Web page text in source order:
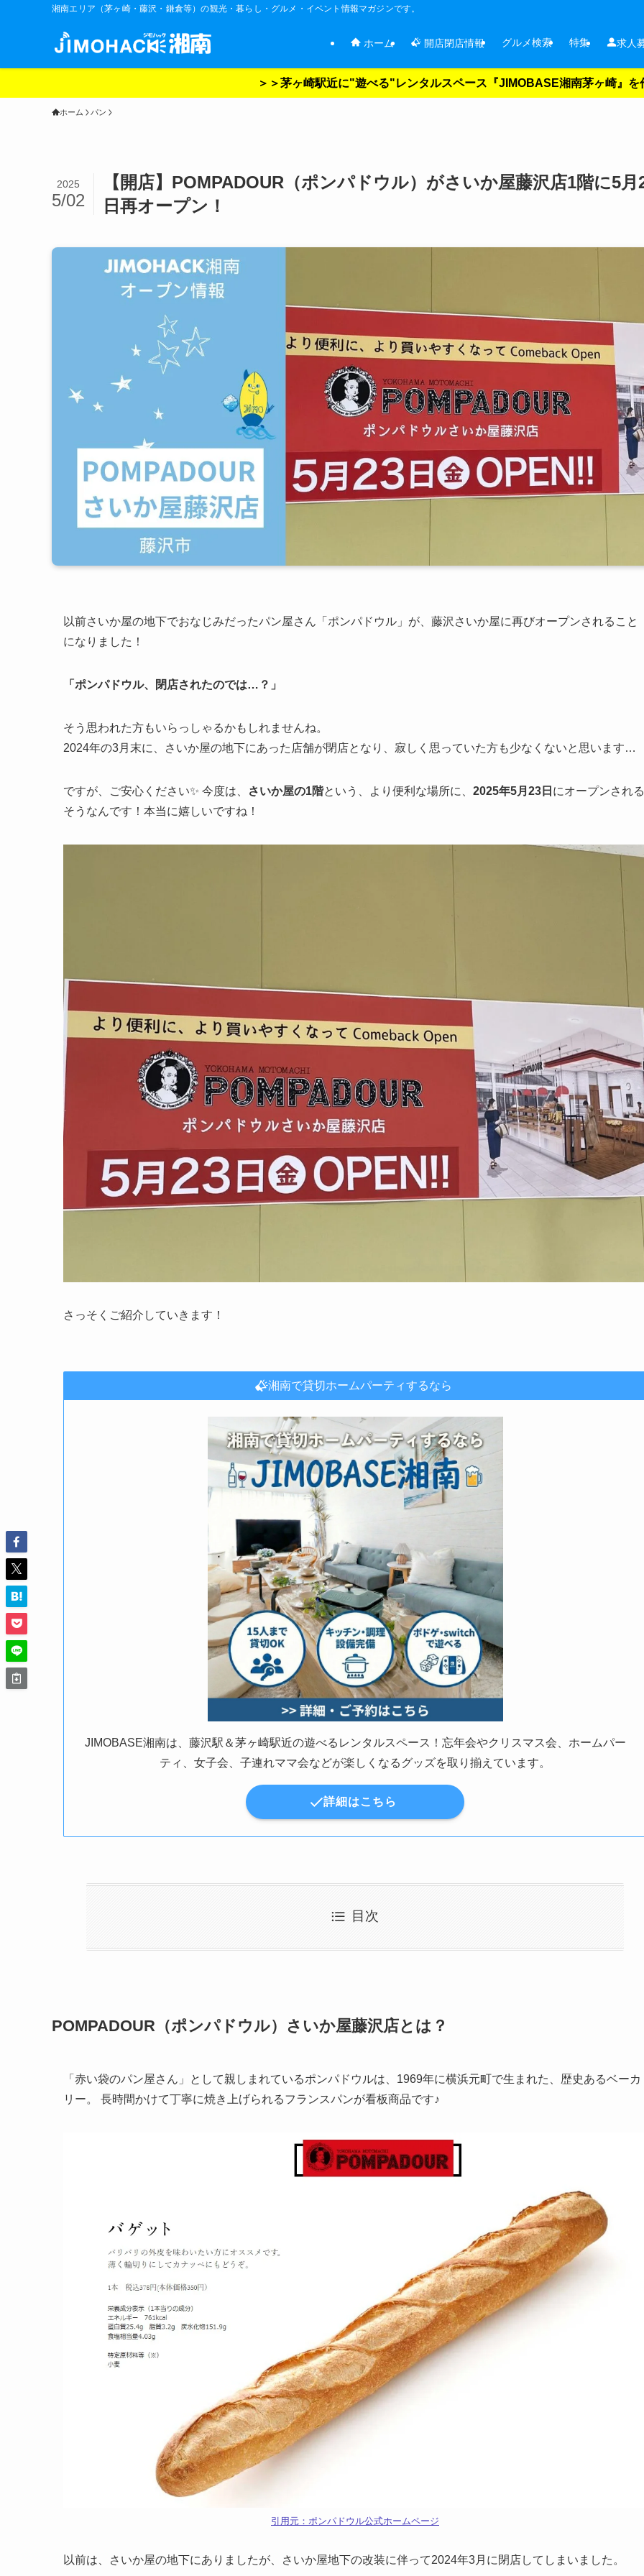
湘南エリア（茅ヶ崎・藤沢・鎌倉等）の観光・暮らし・グルメ・イベント情報マガジンです。
ホーム 開店閉店情報 グルメ検索 特集 求人
＞＞茅ヶ崎駅近に"遊べる"レンタルスペース『JIMOBASE湘南茅ヶ崎』を
ホーム パン
【開店】POMPADOUR（ポンパドウル）がさいか屋藤沢店1階に5月
日再オープン！
2025
5/02
以前さいか屋の地下でおなじみだったパン屋さん「ポンパドウル」が、藤沢さいか屋に再びオープンされること
になりました！
「ポンパドウル、閉店されたのでは…？」
そう思われた方もいらっしゃるかもしれませんね。
2024年の3月末に、さいか屋の地下にあった店舗が閉店となり、寂しく思っていた方も少なくないと思います…
ですが、ご安心ください✨ 今度は、 さいか屋の1階という、より便利な場所に、 2025年5月23日 にオープンされる
そうなんです！本当に嬉しいですね！
さっそくご紹介していきます！
湘南で貸切ホームパーティするなら
JIMOBASE湘南は、藤沢駅＆茅ヶ崎駅近の遊べるレンタルスペース！忘年会やクリスマス会、ホームパー
ティ、女子会、子連れママ会などが楽しくなるグッズを取り揃えています。
詳細はこちら
目次
POMPADOUR（ポンパドウル）さいか屋藤沢店とは？
「赤い袋のパン屋さん」として親しまれているポンパドウルは、1969年に横浜元町で生まれた、歴史あるベーカ
リー。 長時間かけて丁寧に焼き上げられるフランスパンが看板商品です♪
引用元：ポンパドウル公式ホームページ
以前は、さいか屋の地下にありましたが、さいか屋地下の改装に伴って2024年3月に閉店してしまいました。